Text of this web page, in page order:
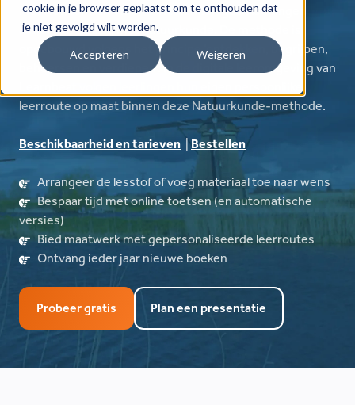
cookie in je browser geplaatst om te onthouden dat
je niet gevolgd wilt worden.
Accepteren Weigeren
Met Newton van ThiemeMeulenhoff gaan leerlingen
actief aan de slag met natuurkunde. De methode is
opgebouwd volgens het principe ‘ontdekken, begrijpen,
beheersen en verdiepen’. In de digitale leeromgeving van
leerroute op maat binnen deze Natuurkunde-methode.
Beschikbaarheid en tarieven |Bestellen
Arrangeer de lesstof of voeg materiaal toe naar wens
Bespaar tijd met online toetsen (en automatische
versies)
Bied maatwerk met gepersonaliseerde leerroutes
Ontvang ieder jaar nieuwe boeken
Probeer gratis Plan een presentatie